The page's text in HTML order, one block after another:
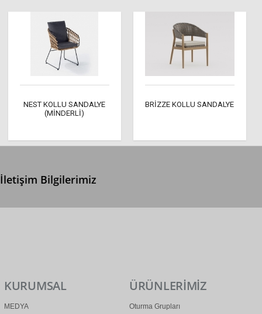
NEST KOLLU SANDALYE
(MİNDERLİ)
BRİZZE KOLLU SANDALYE
İletişim Bilgilerimiz
KURUMSAL
MEDYA
ÜRÜNLERİMİZ
Oturma Grupları